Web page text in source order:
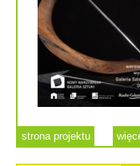
strona projektu